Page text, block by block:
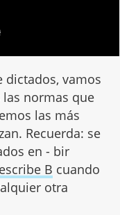
dictados, vamos
las normas que
las más
Recuerda: se
en - bir
B cuando
otra